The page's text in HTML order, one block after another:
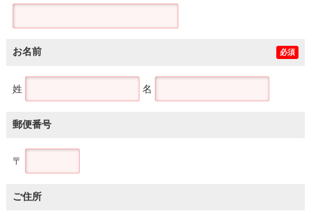
お名前 必須
姓 名
郵便番号
〒
ご住所